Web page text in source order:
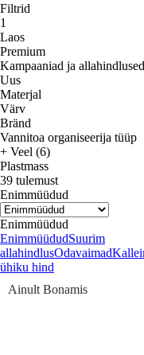
Filtrid
1
Laos
Premium
Kampaaniad ja allahindlused
Uus
Materjal
Värv
Bränd
Vannitoa organiseerija tüüp
+ Veel (6)
Plastmass
39 tulemust
Enimmüüdud
Enimmüüdud
EnimmüüdudSuurim
allahindlusOdavaimad
ühiku hind
Ainult Bonamis